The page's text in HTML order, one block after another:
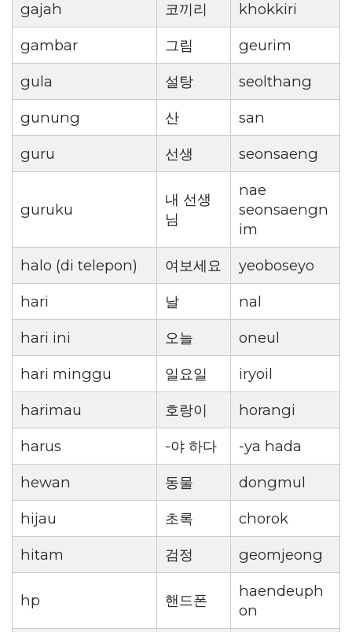
gajah
코끼리
khokkiri
gambar
그림
geurim
gula
설탕
seolthang
gunung
산
san
guru
선생 seonsaeng
guruku
내 선생
님
nae
seonsaengn
im
halo (di telepon)
여보세요
yeoboseyo
hari
날
nal
hari ini
오늘
oneul
hari minggu
일요일
iryoil
harimau
호랑이
horangi
harus
-야 하다
-ya hada
hewan
동물
dongmul
hijau
초록
chorok
hitam
검정 geomjeong
hp 핸드폰
haendeuph
on